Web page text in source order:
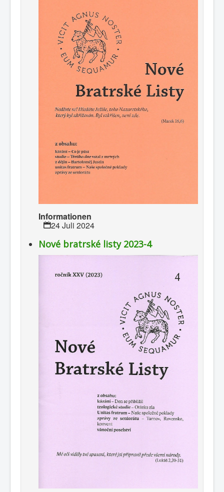
Informationen
24 Juli 2024
Nové bratrské listy 2023-4